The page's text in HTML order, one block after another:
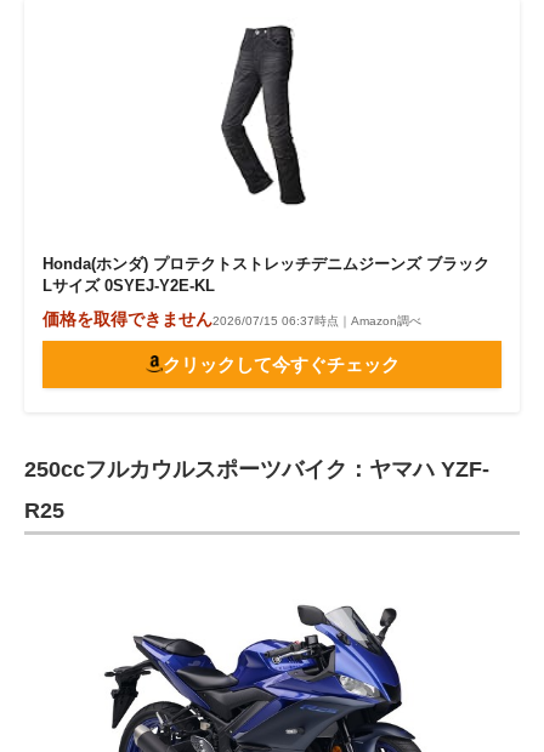
Honda(ホンダ) プロテクトストレッチデニムジーンズ ブラック
Lサイズ 0SYEJ-Y2E-KL
価格を取得できません2026/07/15 06:37時点｜Amazon調べ
クリックして今すぐチェック
250ccフルカウルスポーツバイク：ヤマハ YZF-
R25